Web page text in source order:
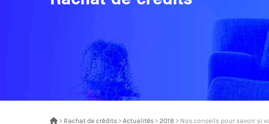
> Rachat de crédits >Actualités > 2018 > Nos conseils pour savoir si